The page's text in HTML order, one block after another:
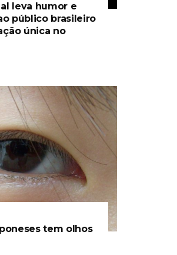
leva humor e
público brasileiro
única no
tem olhos